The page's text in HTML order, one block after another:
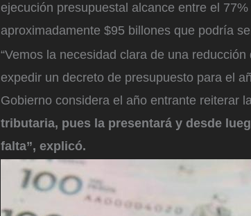
ejecución presupuestal alcance entre el
aproximadamente $95 billones que podría
“Vemos la necesidad clara de una
expedir un decreto de presupuesto para el
Gobierno considera el año entrante reiterar
tributaria, pues la presentará y desde
falta”, explicó.